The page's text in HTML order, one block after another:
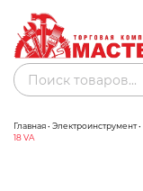
content
Акции
Поиск
товаров
Главная• Электроинструмент•
18 VA